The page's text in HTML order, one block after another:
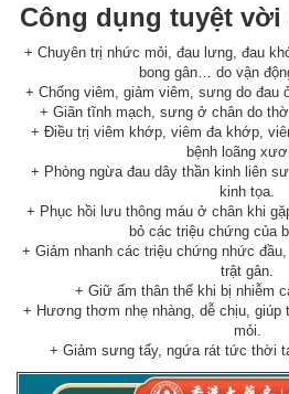
Công dụng tuyệt vời
+ Chuyên trị nhức mỏi, đau lưng, đau
bong gân… do vận
+ Chống viêm, giảm viêm, sưng do đau
+ Giãn tĩnh mạch, sưng ở chân do
+ Điều trị viêm khớp, viêm đa khớp,
bệnh loãng
+ Phòng ngừa đau dây thần kinh liên
kinh tọa.
+ Phục hồi lưu thông máu ở chân khi
bỏ các triệu chứng của
+ Giảm nhanh các triệu chứng nhức
trật gân.
+ Giữ ấm thân thể khi bị nhiễm
+ Hương thơm nhẹ nhàng, dễ chịu, giúp
mỏi.
+ Giảm sưng tấy, ngứa rát tức thời